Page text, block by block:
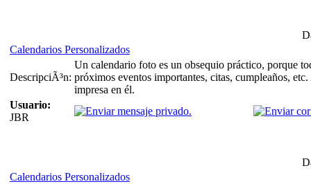
Calendarios Personalizados
DescripciÃ³n:
Un calendario foto es un obsequio práctico, porque
próximos eventos importantes, citas, cumpleaños,
impresa en él.
Usuario:
JBR
Calendarios Personalizados